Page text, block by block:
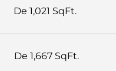
De 1,021 SqFt.
De 1,667 SqFt.